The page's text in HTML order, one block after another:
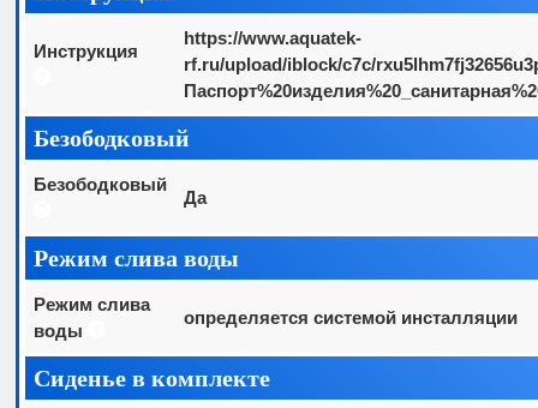
Инструкция
https://www.aquatek-
rf.ru/upload/iblock/c7c/
Безободковый
Безободковый
Да
Режим слива воды
Режим слива
воды
определяется системой инсталляции
Сиденье в комплекте